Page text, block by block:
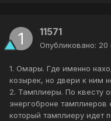
11571
Опубликовано: 20
1. Омары. Где именно
козырек, но двери к ним
2. Тамплиеры. По квесту
энергоброне тамплиеров
который тамплиеру идет